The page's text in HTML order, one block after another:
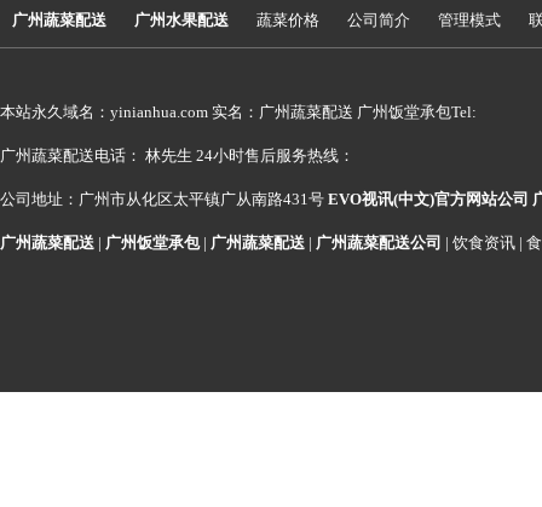
广州蔬菜配送 广州水果配送 蔬菜价格 公司简介 管理模式
本站永久域名：yinianhua.com 实名：广州蔬菜配送 广州饭堂承包Tel:
广州蔬菜配送电话： 林先生 24小时售后服务热线：
公司地址：广州市从化区太平镇广从南路431号 EVO视讯(中文)官方网站公司
广州蔬菜配送 | 广州饭堂承包| 广州蔬菜配送 | 广州蔬菜配送公司 | 饮食资讯 |